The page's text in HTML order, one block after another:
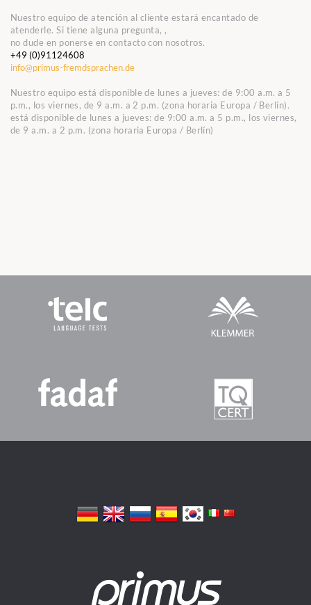
Nuestro equipo de atención al cliente estará encantado de
atenderle. Si tiene alguna pregunta, ,
no dude en ponerse en contacto con nosotros.
+49 (0)91124608
info@primus-fremdsprachen.de
Nuestro equipo está disponible de lunes a jueves: de 9:00 a.m. a 5
p.m., los viernes, de 9 a.m. a 2 p.m. (zona horaria Europa / Berlín).
está disponible de lunes a jueves: de 9:00 a.m. a 5 p.m., los viernes,
de 9 a.m. a 2 p.m. (zona horaria Europa / Berlín)